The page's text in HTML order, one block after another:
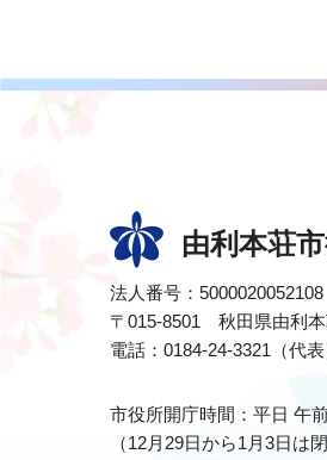
由利本荘
法人番号：5000020052108
〒015-8501 秋田県由利
電話：0184-24-3321（代表
市役所開庁時間：平日 午
（12月29日から1月3日は閉